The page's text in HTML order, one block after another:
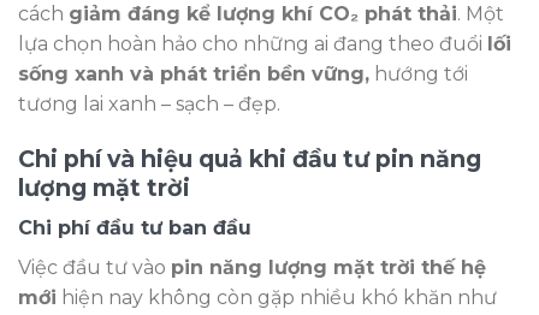
cách giảm đáng kể lượng khí CO₂ phát thải. Một
lựa chọn hoàn hảo cho những ai đang theo đuổi lối
sống xanh và phát triển bền vững, hướng tới
tương lai xanh – sạch – đẹp.
Chi phí và hiệu quả khi đầu tư pin năng
lượng mặt trời
Chi phí đầu tư ban đầu
Việc đầu tư vào pin năng lượng mặt trời thế hệ
mới hiện nay không còn gặp nhiều khó khăn như